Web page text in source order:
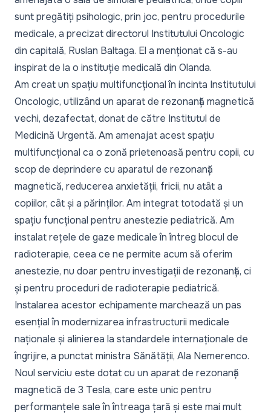
sunt pregătiți psihologic, prin joc, pentru procedurile
medicale, a precizat directorul Institutului Oncologic
din capitală, Ruslan Baltaga. El a menționat că s-au
inspirat de la o instituție medicală din Olanda.
Am creat un spațiu multifuncțional în incinta Institutului
Oncologic, utilizând un aparat de rezonanță magnetică
vechi, dezafectat, donat de către Institutul de
Medicină Urgentă. Am amenajat acest spațiu
multifuncțional ca o zonă prietenoasă pentru copii, cu
scop de deprindere cu aparatul de rezonanță
magnetică, reducerea anxietății, fricii, nu atât a
copiilor, cât și a părinților. Am integrat totodată și un
spațiu funcțional pentru anestezie pediatrică. Am
instalat rețele de gaze medicale în întreg blocul de
radioterapie, ceea ce ne permite acum să oferim
anestezie, nu doar pentru investigații de rezonanță, ci
și pentru proceduri de radioterapie pediatrică.
Instalarea acestor echipamente marchează un pas
esențial în modernizarea infrastructurii medicale
naționale și alinierea la standardele internaționale de
îngrijire, a punctat ministra Sănătății, Ala Nemerenco.
Noul serviciu este dotat cu un aparat de rezonanță
magnetică de 3 Tesla, care este unic pentru
performanțele sale în întreaga țară și este mai mult